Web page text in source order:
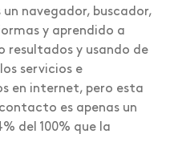
navegador, buscador,
y aprendido a
resultados y usando de
servicios e
en internet, pero esta
es apenas un
del 100% que la